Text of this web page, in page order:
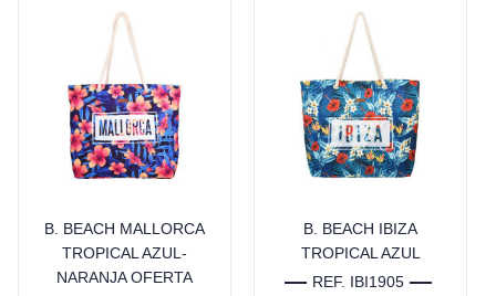
B. BEACH MALLORCA
TROPICAL AZUL-
NARANJA OFERTA
B. BEACH IBIZA
TROPICAL AZUL
REF. IBI1905